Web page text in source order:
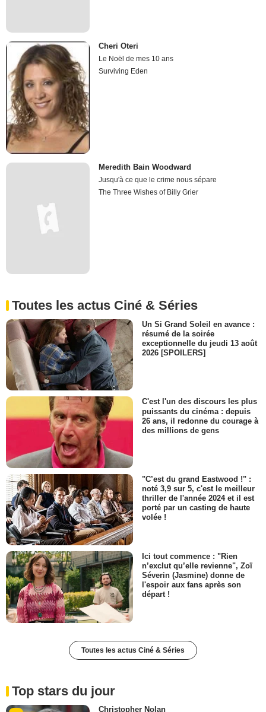
Cheri Oteri
Le Noël de mes 10 ans
Surviving Eden
Meredith Bain Woodward
Jusqu'à ce que le crime nous sépare
The Three Wishes of Billy Grier
Toutes les actus Ciné & Séries
Un Si Grand Soleil en avance :
résumé de la soirée
exceptionnelle du jeudi 13 août
2026 [SPOILERS]
C'est l'un des discours les plus
puissants du cinéma : depuis
26 ans, il redonne du courage à
des millions de gens
"C’est du grand Eastwood !" :
noté 3,9 sur 5, c'est le meilleur
thriller de l'année 2024 et il est
porté par un casting de haute
volée !
Ici tout commence : "Rien
n’exclut qu’elle revienne", Zoï
Séverin (Jasmine) donne de
l'espoir aux fans après son
départ !
Toutes les actus Ciné & Séries
Top stars du jour
Christopher Nolan